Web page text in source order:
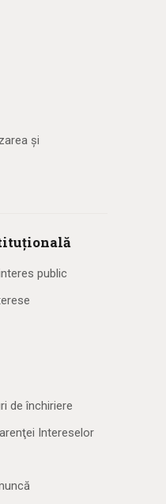
și
public
de închiriere
Intereselor